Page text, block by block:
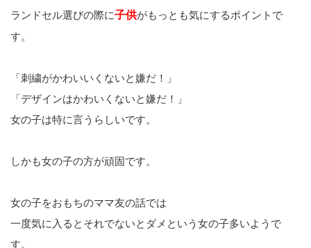
ランドセル選びの際に子供がもっとも気にするポイントで
す。
「刺繍がかわいいくないと嫌だ！」
「デザインはかわいくないと嫌だ！」
女の子は特に言うらしいです。
しかも女の子の方が頑固です。
女の子をおもちのママ友の話では
一度気に入るとそれでないとダメという女の子多いようで
す。